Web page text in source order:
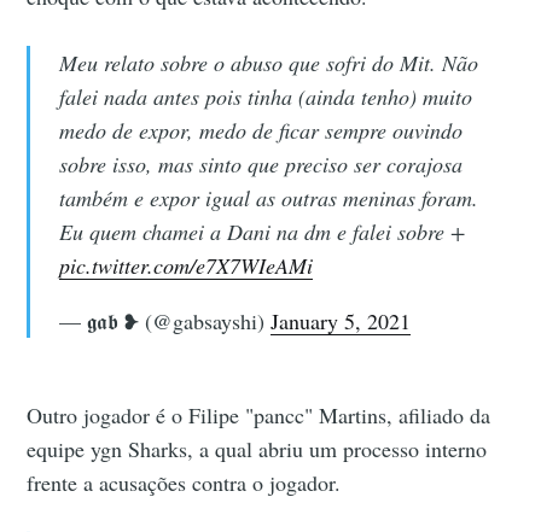
Meu relato sobre o abuso que sofri do Mit. Não
falei nada antes pois tinha (ainda tenho) muito
medo de expor, medo de ficar sempre ouvindo
sobre isso, mas sinto que preciso ser corajosa
também e expor igual as outras meninas foram.
Eu quem chamei a Dani na dm e falei sobre +
pic.twitter.com/e7X7WIeAMi
— 𝖌𝖆𝖇 ❥ (@gabsayshi) January 5, 2021
Outro jogador é o Filipe "pancc" Martins, afiliado da
equipe ygn Sharks, a qual abriu um processo interno
frente a acusações contra o jogador.